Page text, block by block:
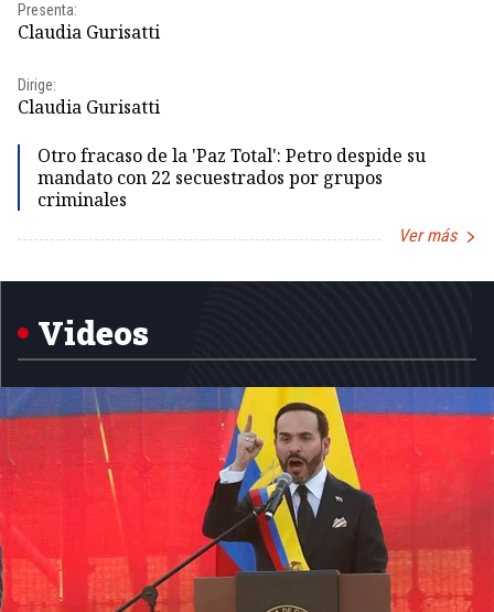
Presenta:
Claudia Gurisatti
Dirige:
Claudia Gurisatti
Otro fracaso de la 'Paz Total': Petro despide su
mandato con 22 secuestrados por grupos
criminales
Ver más
Videos